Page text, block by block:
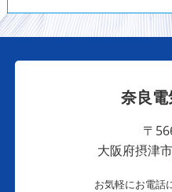
奈良
〒
大阪府摂津
お気軽にお電話